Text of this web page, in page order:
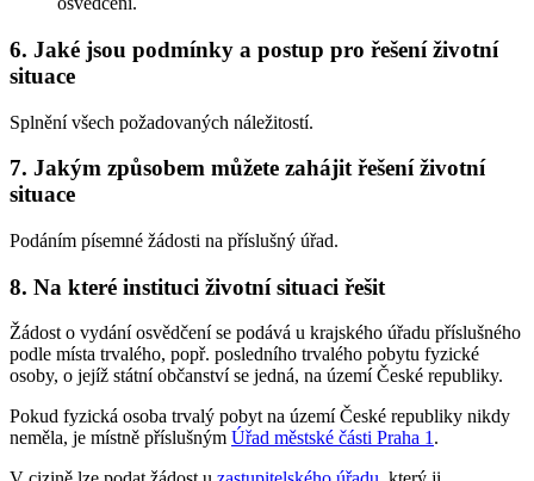
6. Jaké jsou podmínky a postup pro řešení životní
situace
Splnění všech požadovaných náležitostí.
7. Jakým způsobem můžete zahájit řešení životní
situace
Podáním písemné žádosti na příslušný úřad.
8. Na které instituci životní situaci řešit
Žádost o vydání osvědčení se podává u krajského úřadu příslušného
podle místa trvalého, popř. posledního trvalého pobytu fyzické
osoby, o jejíž státní občanství se jedná, na území České republiky.
Pokud fyzická osoba trvalý pobyt na území České republiky nikdy
neměla, je místně příslušným Úřad městské části Praha 1 .